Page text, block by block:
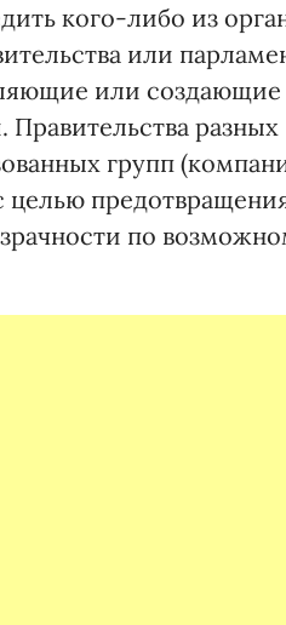
кого-либо из
или
или создающие
разных
групп
по